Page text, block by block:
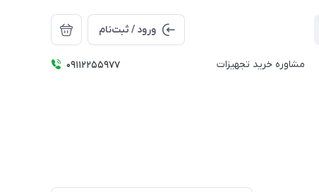
ورود / ثبت‌نام
مشاوره خرید تجهیزات 09112255977